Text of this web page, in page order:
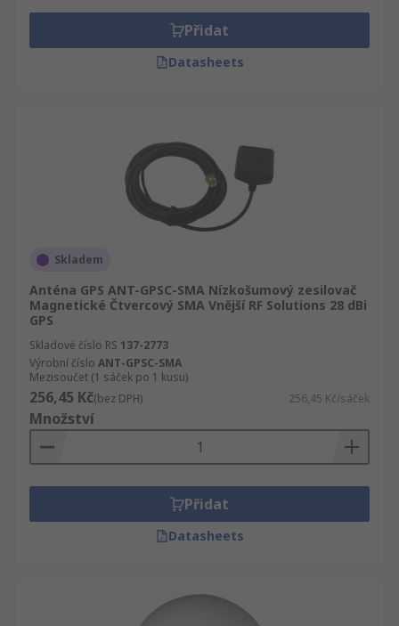
naše stránky byly speciálně vyvinuté, aby Váš
nákup byl jednoduchý a rychlý. Provedeme Vás
všemi kroky.
Přidat
Datasheets
Skladem
Anténa GPS ANT-GPSC-SMA Nízkošumový zesilovač
Magnetické Čtvercový SMA Vnější RF Solutions 28 dBi
GPS
Skladové číslo RS 137-2773
Výrobní číslo ANT-GPSC-SMA
Mezisoučet (1 sáček po 1 kusu)
256,45 Kč(bez DPH) 256,45 Kč/sáček
Množství
Přidat
Datasheets